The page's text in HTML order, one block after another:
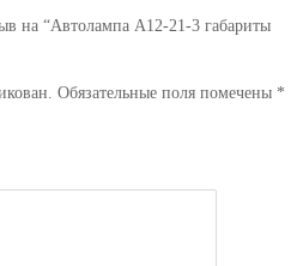
на “Автолампа А12-21-3 габариты
Обязательные поля помечены *